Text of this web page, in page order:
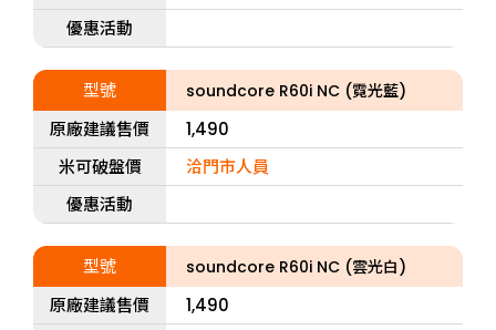
優惠活動
型號 soundcore R60i NC (霓光藍)
原廠建議售價
1,490
米可破盤價
洽門市人員
優惠活動
型號 soundcore R60i NC (雲光白)
原廠建議售價
1,490